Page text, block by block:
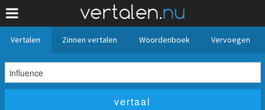
Vertalen Zinnen vertalen Woordenboek Vervoegen